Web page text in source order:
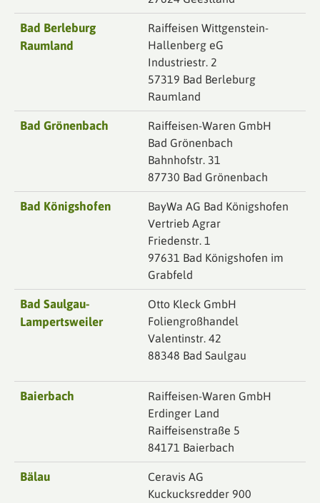
Bad Berleburg
Raumland
Raiffeisen Wittgenstein-
Hallenberg eG
Industriestr. 2
57319 Bad Berleburg
Raumland
Bad Grönenbach
Raiffeisen-Waren GmbH
Bad Grönenbach
Bahnhofstr. 31
87730 Bad Grönenbach
Bad Königshofen
BayWa AG Bad Königshofen
Vertrieb Agrar
Friedenstr. 1
97631 Bad Königshofen im
Grabfeld
Bad Saulgau-
Lampertsweiler
Otto Kleck GmbH
Foliengroßhandel
Valentinstr. 42
88348 Bad Saulgau
Baierbach
Raiffeisen-Waren GmbH
Erdinger Land
Raiffeisenstraße 5
84171 Baierbach
Bälau
Ceravis AG
Kuckucksredder 900